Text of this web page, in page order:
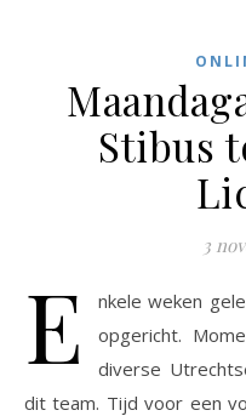
Stibus
3
E
nkele weken
opgericht.
diverse
dit team. Tijd voor een